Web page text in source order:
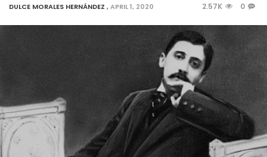
DULCE MORALES HERNÁNDEZ ,APRIL 1, 2020 2.57K 0